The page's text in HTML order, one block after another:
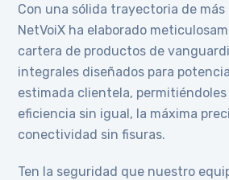
Con una sólida trayectoria de más
NetVoiX ha elaborado
cartera de productos de
integrales diseñados para
estimada clientela,
eficiencia sin igual, la máxima
conectividad sin fisuras.
Ten la seguridad que nuestro